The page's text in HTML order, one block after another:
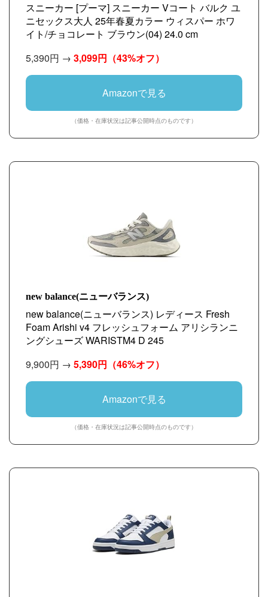
スニーカー [プーマ] スニーカー Vコート バルク ユ
ニセックス大人 25年春夏カラー ウィスパー ホワ
イト/チョコレート ブラウン(04) 24.0 cm
5,390円 → 3,099円 （43%オフ）
Amazonで見る
（価格・在庫状況は記事公開時点のものです）
new balance(ニューバランス)
new balance(ニューバランス) レディース Fresh
Foam Arishi v4 フレッシュフォーム アリシランニ
ングシューズ WARISTM4 D 245
9,900円 → 5,390円 （46%オフ）
Amazonで見る
（価格・在庫状況は記事公開時点のものです）